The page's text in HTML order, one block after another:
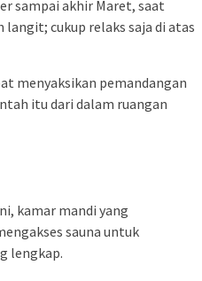
sampai akhir Maret, saat
cukup relaks saja di atas
menyaksikan pemandangan
itu dari dalam ruangan
kamar mandi yang
sauna untuk
lengkap.